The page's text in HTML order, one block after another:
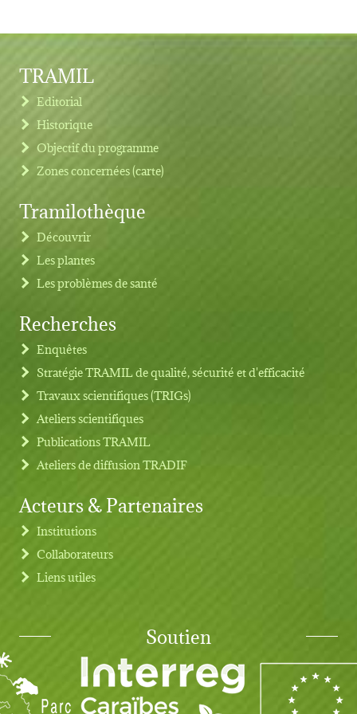
Footer menu
TRAMIL
Editorial
Historique
Objectif du programme
Zones concernées (carte)
Tramilothèque
Découvrir
Les plantes
Les problèmes de santé
Recherches
Enquêtes
Stratégie TRAMIL de qualité, sécurité et d'efficacité
Travaux scientifiques (TRIGs)
Ateliers scientifiques
Publications TRAMIL
Ateliers de diffusion TRADIF
Acteurs & Partenaires
Institutions
Collaborateurs
Liens utiles
Soutien